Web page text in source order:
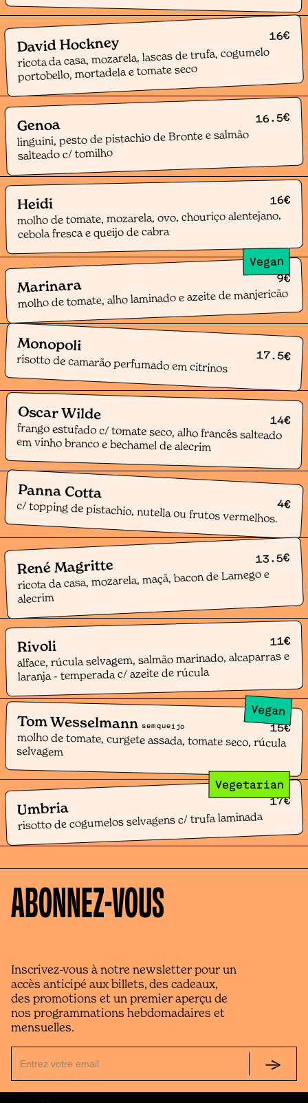
David Hockney
16€
ricota da casa, mozarela, lascas de trufa, cogumelo
portobello, mortadela e tomate seco
Genoa
16.5€
linguini, pesto de pistachio de Bronte e salmão
salteado c/ tomilho
Heidi 16€
molho de tomate, mozarela, ovo, chouriço alentejano,
cebola fresca e queijo de cabra
Marinara
9€
molho de tomate, alho laminado e azeite de manjericão
Vegan
Monopoli
17.5€
risotto de camarão perfumado em citrinos
Oscar Wilde 14€
frango estufado c/ tomate seco, alho francês salteado
em vinho branco e bechamel de alecrim
Panna Cotta
4€
c/ topping de pistachio, nutella ou frutos vermelhos.
René Magritte 13.5€
ricota da casa, mozarela, maçã, bacon de Lamego e
alecrim
Rivoli 11€
alface, rúcula selvagem, salmão marinado, alcaparras e
laranja - temperada c/ azeite de rúcula
Tom Wesselmann sem queijo 15€
molho de tomate, curgete assada, tomate seco, rúcula
selvagem
Vegan
Umbria
17€
risotto de cogumelos selvagens c/ trufa laminada
Vegetarian
ABONNEZ-VOUS
Inscrivez-vous à notre newsletter pour un
accès anticipé aux billets, des cadeaux,
des promotions et un premier aperçu de
nos programmations hebdomadaires et
mensuelles.